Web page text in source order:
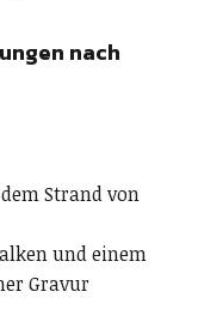
nach
Strand von
und einem
Gravur